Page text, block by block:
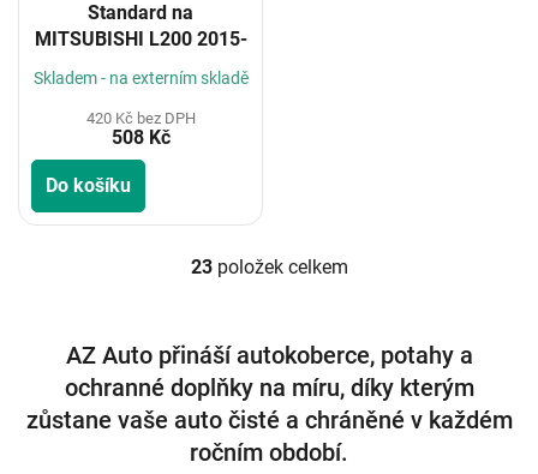
Standard na
MITSUBISHI L200 2015-
Skladem - na externím skladě
420 Kč bez DPH
508 Kč
Do košíku
O
á
d
a
c
í
p
23položek celkem
AZ Auto přináší autokoberce, potahy a
ochranné doplňky na míru, díky kterým
zůstane vaše auto čisté a chráněné v každém
ročním období.